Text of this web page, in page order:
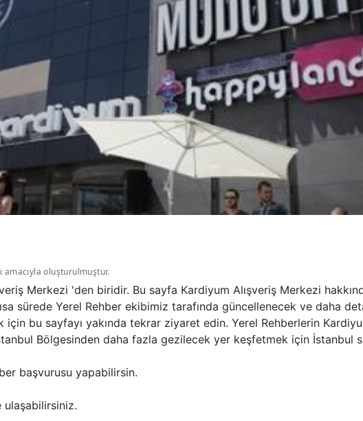
oluşturulmuştur.
Merkezi 'den biridir. Bu sayfa Kardiyum Alışveriş Merkezi
sürede Yerel Rehber ekibimiz tarafında güncellenecek ve daha
bu sayfayı yakında tekrar ziyaret edin. Yerel Rehberlerin
Bölgesinden daha fazla gezilecek yer keşfetmek için İstanbul
başvurusu yapabilirsin.
ulaşabilirsiniz.